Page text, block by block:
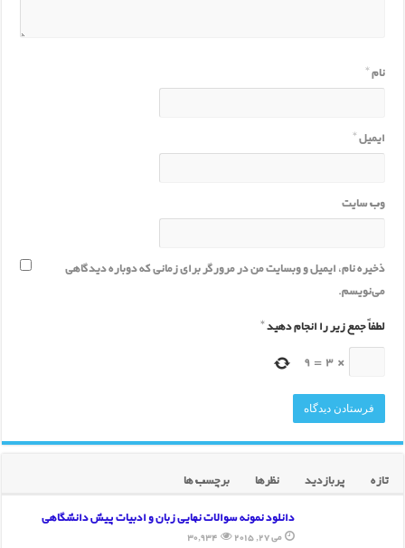
نام*
ایمیل*
وب‌ سایت
ذخیره نام، ایمیل و وبسایت من در مرورگر برای زمانی که دوباره دیدگاهی
می‌نویسم.
لطفاً جمع زیر را انجام دهید*
×
3
=
9
تازه پربازدید نظرها
برچسب ها
دانلود نمونه سوالات نهایی زبان و ادبیات پیش دانشگاهی
می 27, 2015 30,934